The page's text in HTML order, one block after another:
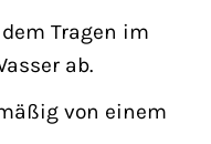
Tragen im
ab.
von einem